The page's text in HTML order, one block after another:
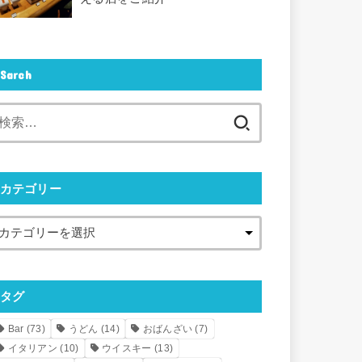
Sarch
カテゴリー
タグ
Bar (73) うどん (14) おばんざい (7)
イタリアン (10) ウイスキー (13)